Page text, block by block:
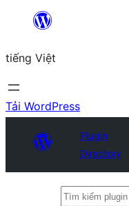
Chuyển
phần
nội
dung
tiếng Việt
Tải WordPress
Plugin
Directory
Tìm